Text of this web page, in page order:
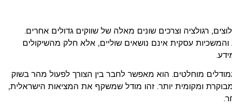
רגולציה וצרכים שונים מאלה של שווקים גדולים אחרים.
והמשכיות עסקית אינם נושאים שוליים, אלא חלק מהשיקולים
מוחלטים. הוא מאפשר לחבר בין הצורך לפעול מהר בשוק
ומקומית יותר. זהו מודל שמשקף את המציאות הישראלית,